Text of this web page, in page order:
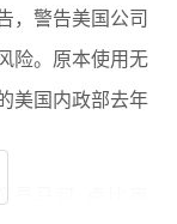
，警告美国公司
险。原本使用无
美国内政部去年